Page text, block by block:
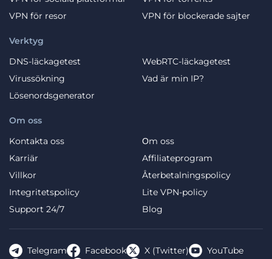
VPN för resor
VPN för blockerade sajter
Om oss
Kontakta oss
Оm oss
Karriär
Affiliateprogram
Villkor
Återbetalningspolicy
Integritetspolicy
Lite VPN-policy
Support 24/7
Blog
Verktyg
DNS-läckagetest
WebRTC-läckagetest
Virussökning
Vad är min IP?
Lösenordsgenerator
Telegram Facebook X (Twitter)
YouTube